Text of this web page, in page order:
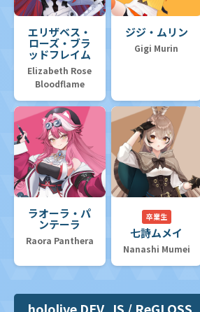
エリザベス・
ローズ・ブラ
ッドフレイム
Elizabeth Rose
Bloodflame
ジジ・ムリン
Gigi Murin
ラオーラ・パ
ンテーラ
Raora Panthera
卒業生
七詩ムメイ
Nanashi Mumei